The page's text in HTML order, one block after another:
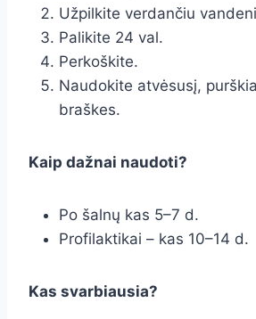
Užpilkite verdančiu
Palikite 24 val.
Perkoškite.
Naudokite atvėsusį,
braškes.
Kaip dažnai naudoti?
Po šalnų kas 5–7 d.
Profilaktikai – kas 10–14 d.
Kas svarbiausia?